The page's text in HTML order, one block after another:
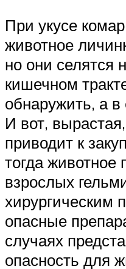
При укусе
животное
но они селятся
кишечном
обнаружить, а в
И вот,
приводит к
тогда животное
взрослых
хирургическим
опасные
случаях
опасность для